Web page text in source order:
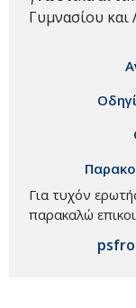
Γυμνασίου και
Για τυχόν
παρακαλώ